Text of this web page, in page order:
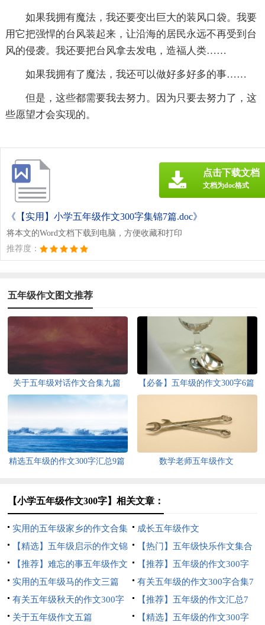
如果我拥有魔法，我还要变出巨大的装风口袋。我要
用它把强悍的台风装起来，让沿海的居民永远不再受到台
风的侵袭。我还要把台风拿去发电，造福人类……
如果我拥有了魔法，我还可以做好多好多的事……
但是，这些都需要我去努力。因为只要去努力了，这
些愿望才会实现的。
《【实用】小学五年级作文300字集锦7篇.doc》
将本文的Word文档下载到电脑，方便收藏和打印
推荐度：
点击下载文档
文档为doc格式
五年级作文图文推荐
关于五年级对话作文合集九篇 【必备】五年级的作文300字6篇
精选五年级的作文300字汇总9篇 数学老师五年级作文
【小学五年级作文300字】相关文章：
实用的五年级家乡的作文合集
6篇
成长五年级作文
【精选】五年级启示的作文锦
集八篇
【热门】五年级快乐作文集合
八篇
【推荐】难忘的事五年级作文
汇总九篇
【推荐】五年级的作文300字
集锦九篇
实用的五年级马的作文三篇
有关五年级的作文300字合集7
篇
有关五年级秋天的作文300字
集合8篇
【推荐】五年级的作文汇总7
篇
关于五年级作文五篇 【精选】五年级的作文300字